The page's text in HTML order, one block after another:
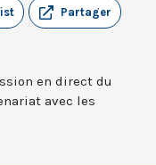
Partager
en direct du
avec les